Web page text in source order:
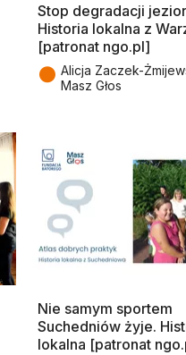
Stop degradacji
Historia lokalna z
[patronat ngo.pl]
● Alicja Zaczek-
Masz Głos
Nie samym sportem
Suchedniów żyje.
lokalna [patronat